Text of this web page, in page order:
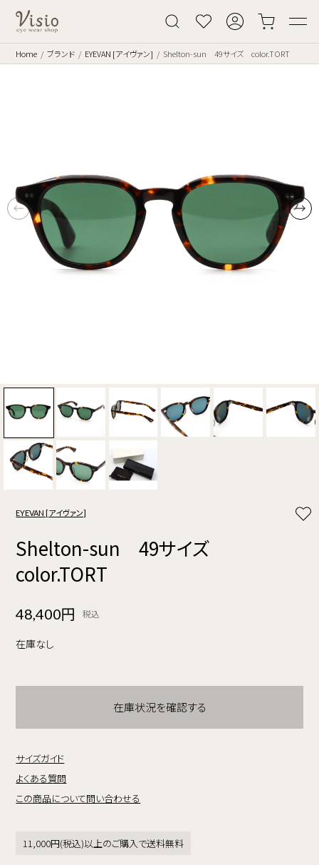
Home ブランド EYEVAN [アイヴァン] Shelton-sun 49サイズ color.TORT
EYEVAN [アイヴァン]
Shelton-sun 49サイズ
color.TORT
48,400円 税込
在庫なし
在庫状況を確認する
サイズガイド
よくある質問
この商品について問い合わせる
11,000円(税込)以上のご購入で送料無料